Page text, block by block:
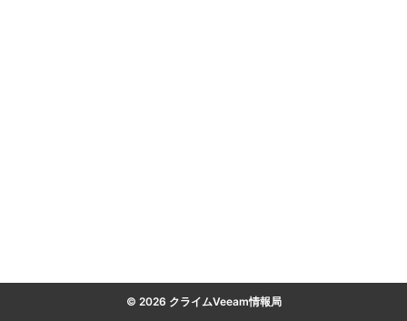
© 2026 クライムVeeam情報局